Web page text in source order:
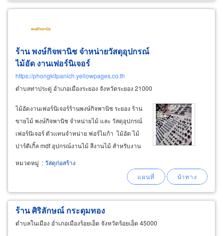
ร้าน พงษ์กิจพานิช จำหน่ายวัสดุอุปกรณ์
ไม้อัด งานเฟอร์นิเจอร์
https://phongkitpanich.yellowpages.co.th
ตำบลท่าประดู่ อำเภอเมืองระยอง จังหวัดระยอง 21000
ไม้อัดงานเฟอร์นิเจอร์ร้านพงษ์กิจพานิช ระยอง ร้าน
ขายไม้ พงษ์กิจพานิช จำหน่ายไม้ และ วัสดุอุปกรณ์
เฟอร์นิเจอร์ ตัวเเทนจำหน่าย ฟอร์ไมก้า ไม้อัด ไม้
ปาร์ติเกิ้ล mdf อุปกรณ์งานไม้ สีงานไม้ สำหรับงาน
ลานนาสำหรับทำแบบทั่วไป, ขายวัสดุอุปกรณ์
หมวดหมู่ :วัสดุก่อสร้าง
ร้าน ศิริลักษณ์ กระดุมทอง
ตำบลในเมือง อำเภอเมืองร้อยเอ็ด จังหวัดร้อยเอ็ด 45000